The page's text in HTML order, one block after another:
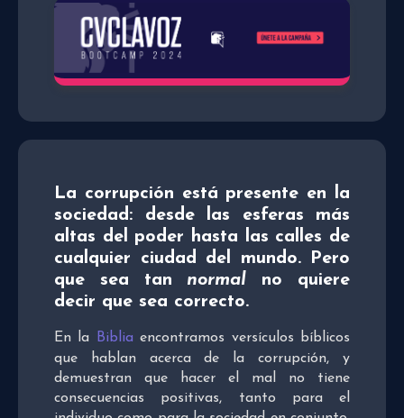
La corrupción está presente en la
sociedad: desde las esferas más
altas del poder hasta las calles de
cualquier ciudad del mundo. Pero
que sea tan normal no quiere
decir que sea correcto.
En la Biblia encontramos versículos bíblicos
que hablan acerca de la corrupción, y
demuestran que hacer el mal no tiene
consecuencias positivas, tanto para el